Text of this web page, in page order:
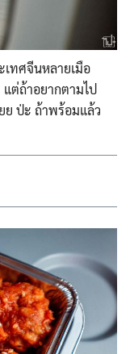
เทศจีนหลายเมือ
แต่ถ้าอยากตามไป
ย ป่ะ ถ้าพร้อมแล้ว